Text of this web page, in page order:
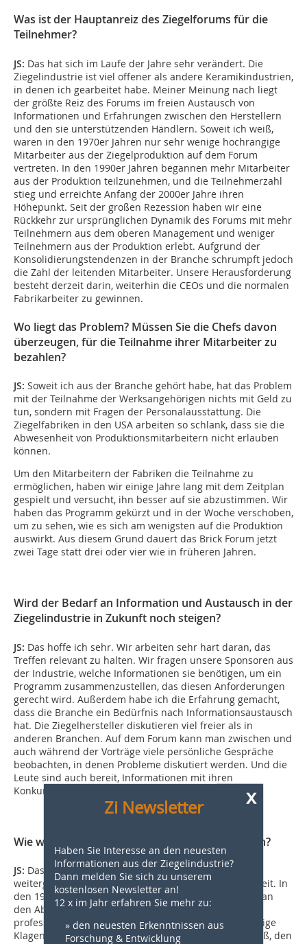
Was ist der Hauptanreiz des Ziegelforums für die
Teilnehmer?
JS: Das hat sich im Laufe der Jahre sehr verändert. Die
Ziegelindustrie ist viel offener als andere Keramikindustrien,
in denen ich gearbeitet habe. Meiner Meinung nach liegt
der größte Reiz des Forums im freien Austausch von
Informationen und Erfahrungen zwischen den Herstellern
und den sie unterstützenden Händlern. Soweit ich weiß,
waren in den 1970er Jahren nur sehr wenige hochrangige
Mitarbeiter aus der Ziegelproduktion auf dem Forum
vertreten. In den 1990er Jahren begannen mehr Mitarbeiter
aus der Produktion teilzunehmen, und die Teilnehmerzahl
stieg und erreichte Anfang der 2000er Jahre ihren
Höhepunkt. Seit der großen Rezession haben wir eine
Rückkehr zur ursprünglichen Dynamik des Forums mit mehr
Teilnehmern aus dem oberen Management und weniger
Teilnehmern aus der Produktion erlebt. Aufgrund der
Konsolidierungstendenzen in der Branche schrumpft jedoch
die Zahl der leitenden Mitarbeiter. Unsere Herausforderung
besteht derzeit darin, weiterhin die CEOs und die normalen
Fabrikarbeiter zu gewinnen.
Wo liegt das Problem? Müssen Sie die Chefs davon
überzeugen, für die Teilnahme ihrer Mitarbeiter zu
bezahlen?
JS: Soweit ich aus der Branche gehört habe, hat das Problem
mit der Teilnahme der Werksangehörigen nichts mit Geld zu
tun, sondern mit Fragen der Personalausstattung. Die
Ziegelfabriken in den USA arbeiten so schlank, dass sie die
Abwesenheit von Produktionsmitarbeitern nicht erlauben
können.
Um den Mitarbeitern der Fabriken die Teilnahme zu
ermöglichen, haben wir einige Jahre lang mit dem Zeitplan
gespielt und versucht, ihn besser auf sie abzustimmen. Wir
haben das Programm gekürzt und in der Woche verschoben,
um zu sehen, wie es sich am wenigsten auf die Produktion
auswirkt. Aus diesem Grund dauert das Brick Forum jetzt
zwei Tage statt drei oder vier wie in früheren Jahren.
Wird der Bedarf an Information und Austausch in der
Ziegelindustrie in Zukunft noch steigen?
JS: Das hoffe ich sehr. Wir arbeiten sehr hart daran, das
Treffen relevant zu halten. Wir fragen unsere Sponsoren aus
der Industrie, welche Informationen sie benötigen, um ein
Programm zusammenzustellen, das diesen Anforderungen
gerecht wird. Außerdem habe ich die Erfahrung gemacht,
dass die Branche ein Bedürfnis nach Informationsaustausch
hat. Die Ziegelhersteller diskutieren viel freier als in
anderen Branchen. Auf dem Forum kann man zwischen und
auch während der Vorträge viele persönliche Gespräche
beobachten, in denen Probleme diskutiert werden. Und die
Leute sind auch bereit, Informationen mit ihren
Konkurrenten zu teilen.
Wie wird das 80. Clemson Brick Forum aussehen?
JS: Das ist eine gute Frage. Die Dinge könnten so
weitergehen oder sich ändern, wie in der Vergangenheit. In
den 1970er bis 90er Jahren herrschte auf dem Forum an
den Abenden eine „Party”-Atmosphäre. Jetzt geht es
professioneller zu. Ich höre aber immer noch wehmütige
Klagen von einigen älteren Teilnehmern über den Spaß, den
x
Zi Newsletter
Haben Sie Interesse an den neuesten
Informationen aus der Ziegelindustrie?
Dann melden Sie sich zu unserem
kostenlosen Newsletter an!
12 x im Jahr erfahren Sie mehr zu:
» den neuesten Erkenntnissen aus
Forschung & Entwicklung